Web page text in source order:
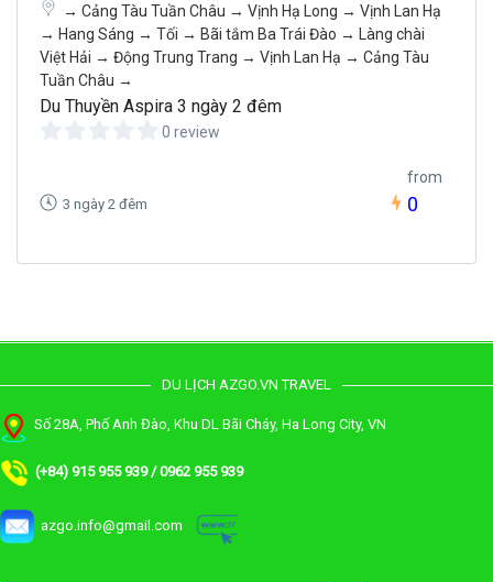
→ Cảng Tàu Tuần Châu → Vịnh Hạ Long → Vịnh Lan Hạ
→ Hang Sáng → Tối → Bãi tắm Ba Trái Đào → Làng chài
Việt Hải → Động Trung Trang → Vịnh Lan Hạ → Cảng Tàu
Tuần Châu →
Du Thuyền Aspira 3 ngày 2 đêm
0 review
3 ngày 2 đêm
from
0
DU LỊCH AZGO.VN TRAVEL
Số 28A, Phố Anh Đào, Khu DL Bãi Cháy, Ha Long City, VN
(+84) 915 955 939 / 0962 955 939
azgo.info@gmail.com